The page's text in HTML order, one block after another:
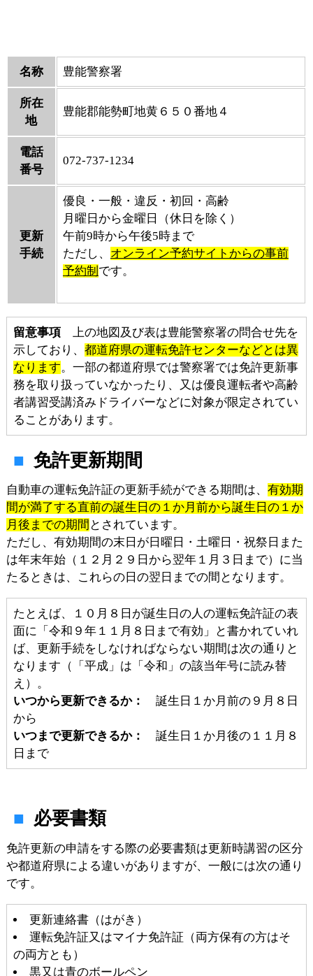
名称 豊能警察署
所在
地
豊能郡能勢町地黄６５０番地４
電話
番号
072-737-1234
更新
手続
優良・一般・違反・初回・高齢
月曜日から金曜日（休日を除く）
午前9時から午後5時まで
ただし、 オンライン予約サイトからの事前
予約制 です。
留意事項上の地図及び表は豊能警察署の問合せ先を
示しており、 都道府県の運転免許センターなどとは異
なります。一部の都道府県では警察署では免許更新事
務を取り扱っていなかったり、又は優良運転者や高齢
者講習受講済みドライバーなどに対象が限定されてい
ることがあります。
免許更新期間
自動車の運転免許証の更新手続ができる期間は、 有効期
間が満了する直前の誕生日の１か月前から誕生日の１か
月後までの期間 とされています。
ただし、有効期間の末日が日曜日・土曜日・祝祭日また
は年末年始（１２月２９日から翌年１月３日まで）に当
たるときは、これらの日の翌日までの間となります。
たとえば、１０月８日が誕生日の人の運転免許証の表
面に「令和９年１１月８日まで有効」と書かれていれ
ば、更新手続をしなければならない期間は次の通りと
なります（「平成」は「令和」の該当年号に読み替
え）。
いつから更新できるか：
誕生日１か月前の９月８日
から
いつまで更新できるか：
誕生日１か月後の１１月８
日まで
必要書類
免許更新の申請をする際の必要書類は更新時講習の区分
や都道府県による違いがありますが、一般には次の通り
です。
更新連絡書（はがき）
運転免許証又はマイナ免許証（両方保有の方はそ
の両方とも）
黒又は青のボールペン